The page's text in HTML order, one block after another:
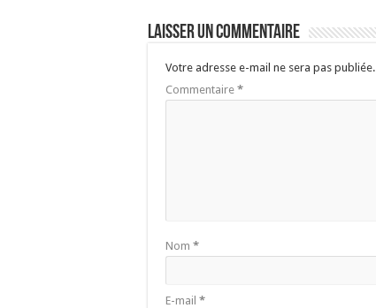
Laisser un commentaire
Votre adresse e-mail ne sera pas publiée.
Commentaire *
Nom *
E-mail *